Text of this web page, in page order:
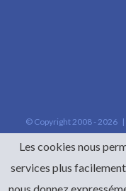
© Copyright 2008 -2026 |
Les cookies nous
services plus